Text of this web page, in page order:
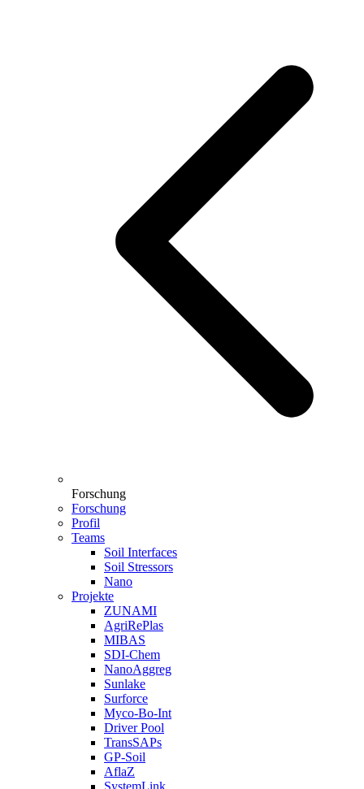
Forschung
Forschung
Profil
Teams
Soil Interfaces
Soil Stressors
Nano
Projekte
ZUNAMI
AgriRePlas
MIBAS
SDI-Chem
NanoAggreg
Sunlake
Surforce
Myco-Bo-Int
Driver Pool
TransSAPs
GP-Soil
AflaZ
SystemLink